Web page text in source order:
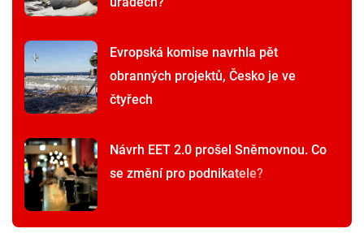
Evropská komise navrhla pět
obranných projektů, Česko je ve
čtyřech
Návrh EET 2.0 prošel Sněmovnou. Co
se změní pro podnikatele?